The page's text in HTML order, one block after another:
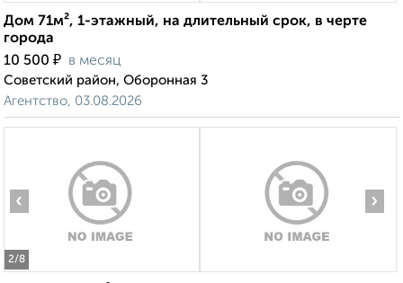
Дом 71м², 1-этажный, на длительный срок, в черте
города
10 500 ₽ в месяц
Советский район, Оборонная 3
Агентство, 03.08.2026
2/8
‹ ›